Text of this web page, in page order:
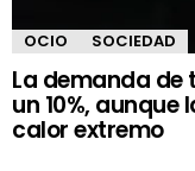
OCIO SOCIEDAD
La demanda de
un 10%,
calor extremo